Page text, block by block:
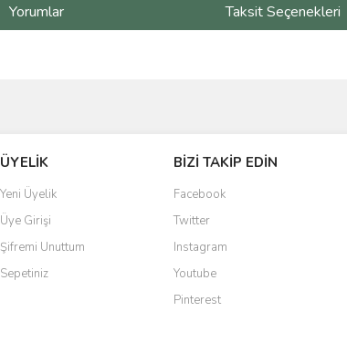
Yorumlar Taksit Seçenekleri
ÜYELİK
Yeni Üyelik
Üye Girişi
Şifremi Unuttum
Sepetiniz
BİZİ TAKİP EDİN
Facebook
Twitter
Instagram
Youtube
Pinterest